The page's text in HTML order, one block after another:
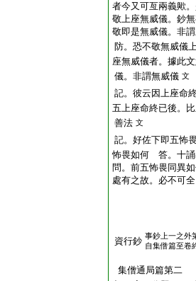
者今又可亙兩義歟
敬上座無威儀。鈔
敬即是無威儀。非
防。恐不敬無威儀
座無威儀者。據此
儀。非謂無威儀 文
記。彼云因上座命
五上座命終已後。
善法 文
記。好佐下即五怖
怖畏如何 答。十誦
問。前五怖畏同異
處有之故。必不可
資行鈔 事鈔上一之外
自集僧篇至卷
集僧通局篇第二